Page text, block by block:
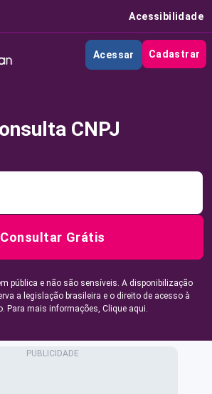
Acessibilidade
Acessar Cadastrar
CNPJ
Consultar Grátis
pública e não são sensíveis. A disponibilização
a legislação brasileira e o direito de acesso à
Para mais informações, Clique aqui.